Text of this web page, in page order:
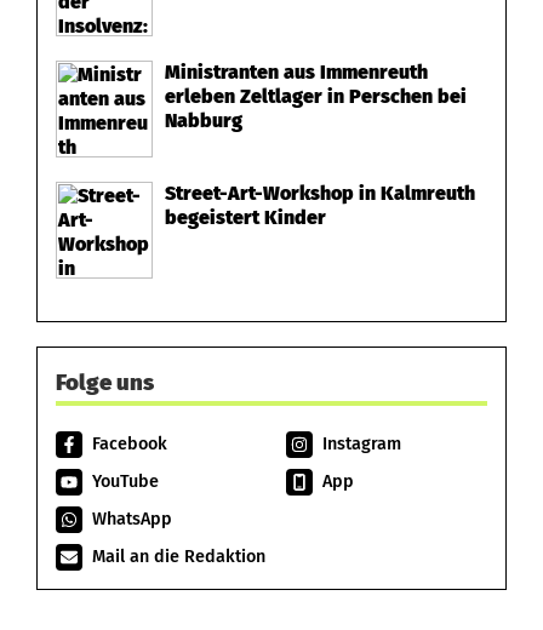
Ministranten aus Immenreuth
erleben Zeltlager in Perschen bei
Nabburg
Street-Art-Workshop in Kalmreuth
begeistert Kinder
Folge uns
Facebook
Instagram
YouTube
App
WhatsApp
Mail an die Redaktion